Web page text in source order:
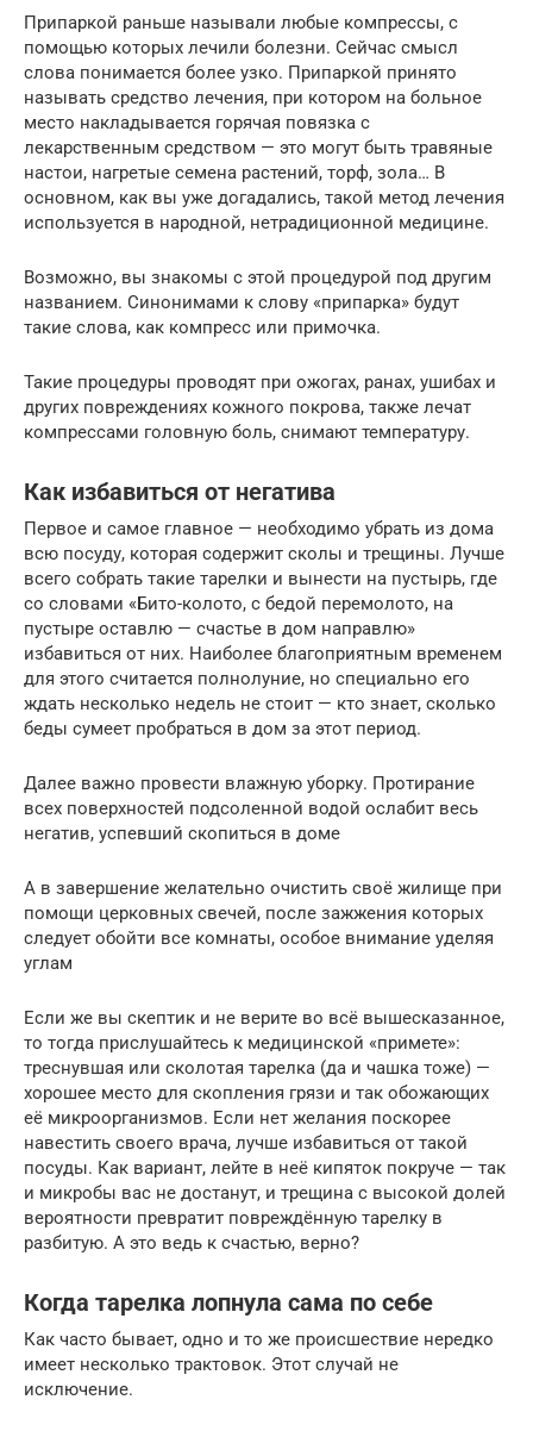
Припаркой раньше называли любые компрессы, с
помощью которых лечили болезни. Сейчас смысл
слова понимается более узко. Припаркой принято
называть средство лечения, при котором на больное
место накладывается горячая повязка с
лекарственным средством — это могут быть травяные
настои, нагретые семена растений, торф, зола… В
основном, как вы уже догадались, такой метод лечения
используется в народной, нетрадиционной медицине.
Возможно, вы знакомы с этой процедурой под другим
названием. Синонимами к слову «припарка» будут
такие слова, как компресс или примочка.
Такие процедуры проводят при ожогах, ранах, ушибах и
других повреждениях кожного покрова, также лечат
компрессами головную боль, снимают температуру.
Как избавиться от негатива
Первое и самое главное — необходимо убрать из дома
всю посуду, которая содержит сколы и трещины. Лучше
всего собрать такие тарелки и вынести на пустырь, где
со словами «Бито-колото, с бедой перемолото, на
пустыре оставлю — счастье в дом направлю»
избавиться от них. Наиболее благоприятным временем
для этого считается полнолуние, но специально его
ждать несколько недель не стоит — кто знает, сколько
беды сумеет пробраться в дом за этот период.
Далее важно провести влажную уборку. Протирание
всех поверхностей подсоленной водой ослабит весь
негатив, успевший скопиться в доме
А в завершение желательно очистить своё жилище при
помощи церковных свечей, после зажжения которых
следует обойти все комнаты, особое внимание уделяя
углам
Если же вы скептик и не верите во всё вышесказанное,
то тогда прислушайтесь к медицинской «примете»:
треснувшая или сколотая тарелка (да и чашка тоже) —
хорошее место для скопления грязи и так обожающих
её микроорганизмов. Если нет желания поскорее
навестить своего врача, лучше избавиться от такой
посуды. Как вариант, лейте в неё кипяток покруче — так
и микробы вас не достанут, и трещина с высокой долей
вероятности превратит повреждённую тарелку в
разбитую. А это ведь к счастью, верно?
Когда тарелка лопнула сама по себе
Как часто бывает, одно и то же происшествие нередко
имеет несколько трактовок. Этот случай не
исключение.